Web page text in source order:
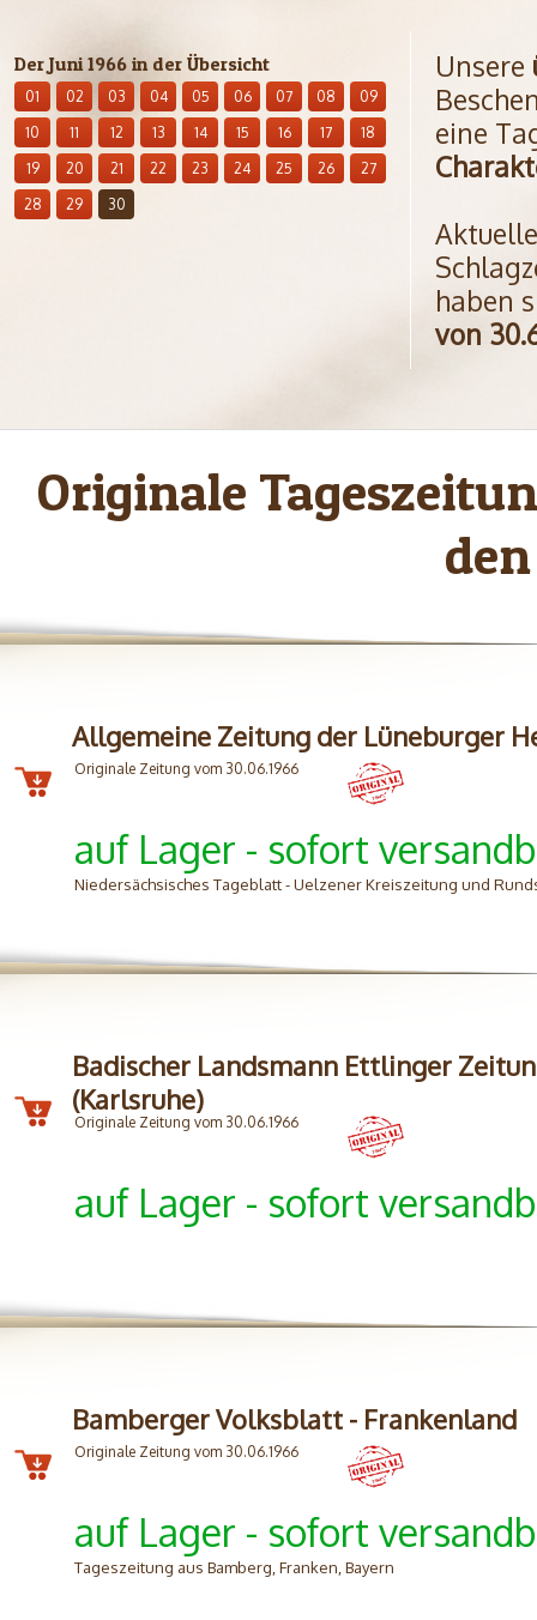
Der Juni 1966 in der Übersicht
01 02 03 04 05 06 07 08
09
10
11 12 13 14 15 16 17
18
19
20 21 22 23 24 25 26
27
28
29 30
Unsere
eine
haben
von
Originale
Allgemeine Zeitung der Lüneburger
Originale Zeitung vom 30.06.1966
auf Lager - sofort
Niedersächsisches Tageblatt - Uelzener Kreiszeitung und
Badischer Landsmann Ettlinger
(Karlsruhe)
Originale Zeitung vom 30.06.1966
auf Lager - sofort
Bamberger Volksblatt - Frankenland
Originale Zeitung vom 30.06.1966
auf Lager - sofort
Tageszeitung aus Bamberg, Franken, Bayern